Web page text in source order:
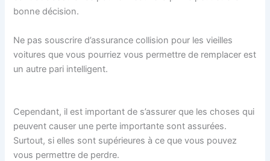
bonne décision.
Ne pas souscrire d’assurance collision pour les vieilles
voitures que vous pourriez vous permettre de remplacer est
un autre pari intelligent.
Cependant, il est important de s’assurer que les choses qui
peuvent causer une perte importante sont assurées.
Surtout, si elles sont supérieures à ce que vous pouvez
vous permettre de perdre.